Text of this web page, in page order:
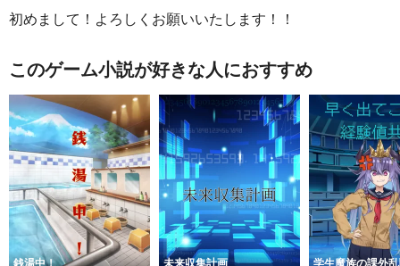
初めまして！よろしくお願いいたします！！
このゲーム小説が好きな人におすすめ
銭湯中！ 未来収集計画 学生魔族の課外